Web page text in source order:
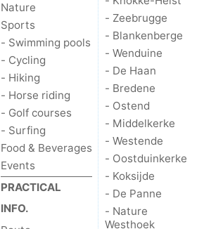
Nature
Sports
- Swimming pools
- Cycling
- Hiking
- Horse riding
- Golf courses
- Surfing
Food & Beverages
Events
PRACTICAL
INFO.
- Zeebrugge
- Blankenberge
- Wenduine
- De Haan
- Bredene
- Ostend
- Middelkerke
- Westende
- Oostduinkerke
- Koksijde
- De Panne
- Nature
Westhoek